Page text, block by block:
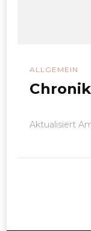
ALLGEMEIN
Aktualisiert